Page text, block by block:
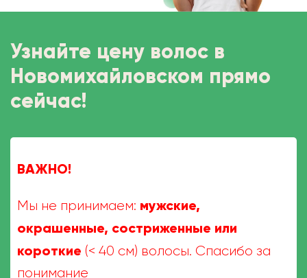
Узнайте цену волос в
Новомихайловском прямо
сейчас!
ВАЖНО!
Мы не принимаем: мужские,
окрашенные, состриженные или
короткие (< 40 см) волосы. Спасибо за
понимание